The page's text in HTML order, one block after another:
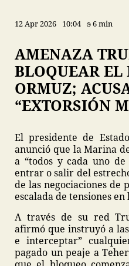
12 Apr 2026 10:04 6 min
AMENAZA
BLOQUEAR EL
ORMUZ;
“EXTORSIÓN
El presidente de
anunció que la Marina
a “todos y cada uno
entrar o salir del
de las negociaciones de
escalada de tensiones
A través de su red
afirmó que instruyó a
e interceptar”
pagado un peaje a